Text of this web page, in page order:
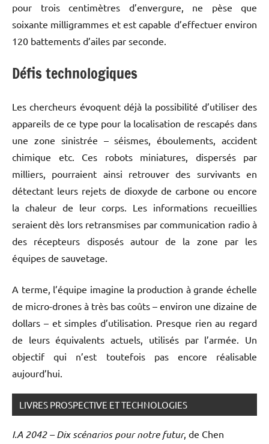
pour trois centimètres d’envergure, ne pèse que
soixante milligrammes et est capable d’effectuer environ
120 battements d’ailes par seconde.
Défis technologiques
Les chercheurs évoquent déjà la possibilité d’utiliser des
appareils de ce type pour la localisation de rescapés dans
une zone sinistrée – séismes, éboulements, accident
chimique etc. Ces robots miniatures, dispersés par
milliers, pourraient ainsi retrouver des survivants en
détectant leurs rejets de dioxyde de carbone ou encore
la chaleur de leur corps. Les informations recueillies
seraient dès lors retransmises par communication radio à
des récepteurs disposés autour de la zone par les
équipes de sauvetage.
A terme, l’équipe imagine la production à grande échelle
de micro-drones à très bas coûts – environ une dizaine de
dollars – et simples d’utilisation. Presque rien au regard
de leurs équivalents actuels, utilisés par l’armée. Un
objectif qui n’est toutefois pas encore réalisable
aujourd’hui.
LIVRES PROSPECTIVE ET TECHNOLOGIES
I.A 2042 – Dix scénarios pour notre futur, de Chen